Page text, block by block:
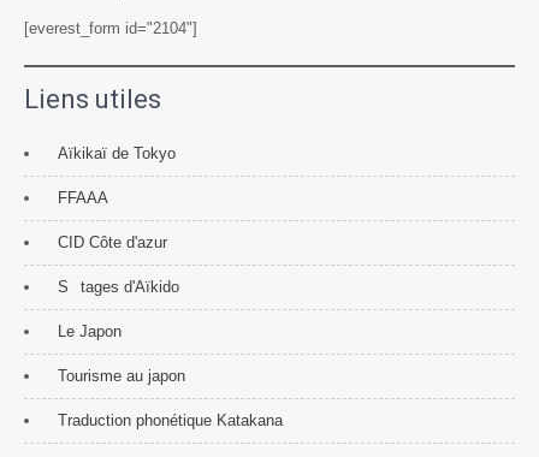
[everest_form id="2104"]
Liens utiles
Aïkikaï de Tokyo
FFAAA
CID Côte d'azur
S tages d'Aïkido
Le Japon
Tourisme au japon
Traduction phonétique Katakana